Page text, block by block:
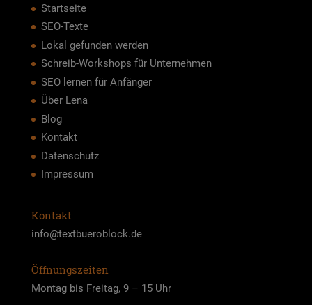
Startseite
SEO-Texte
Lokal gefunden werden
Schreib-Workshops für Unternehmen
SEO lernen für Anfänger
Über Lena
Blog
Kontakt
Datenschutz
Impressum
Kontakt
info@textbueroblock.de
Öffnungszeiten
Mon­tag bis Frei­tag, 9 – 15 Uhr